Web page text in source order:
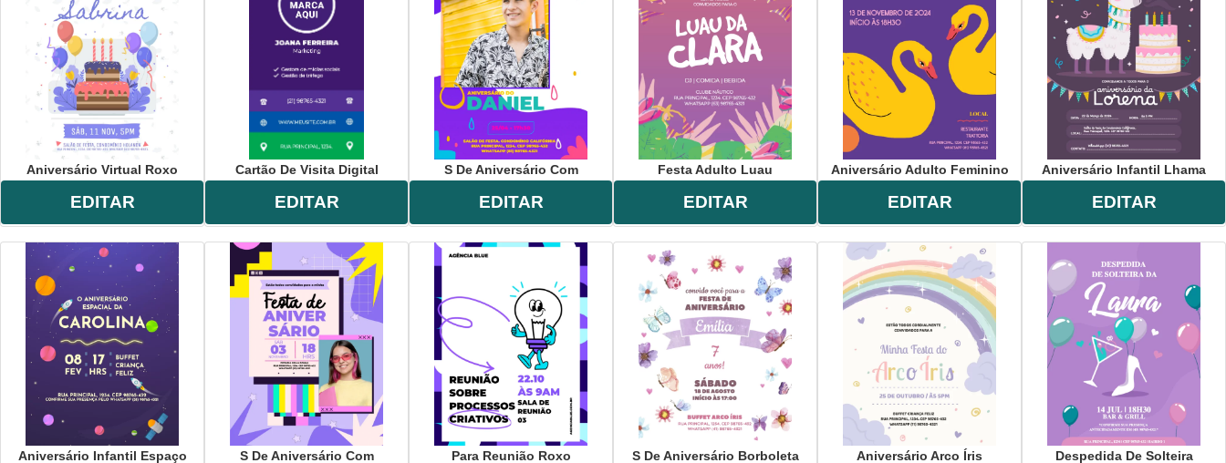
encontro,comemoração aniversário,virtual,claro, bolo,divertido,lúdico , jovem, feminino
Aniversário Virtual Roxo
EDITAR
Cartão De Visita Digital
EDITAR
S De Aniversário Com
EDITAR
Festa Adulto Luau
EDITAR
Aniversário Adulto Feminino
EDITAR
Aniversário Infantil Lhama
EDITAR
Aniversário Infantil Espaço S De Aniversário Com Para Reunião Roxo S De Aniversário Borboleta Aniversário Arco Íris Despedida De Solteira